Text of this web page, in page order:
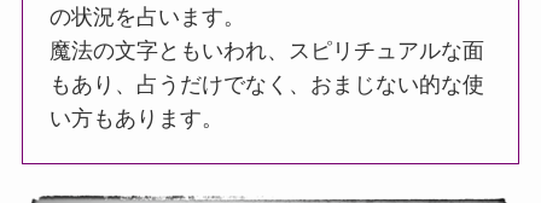
の状況を占います。
魔法の文字ともいわれ、スピリチュアルな面
もあり、占うだけでなく、おまじない的な使
い方もあります。